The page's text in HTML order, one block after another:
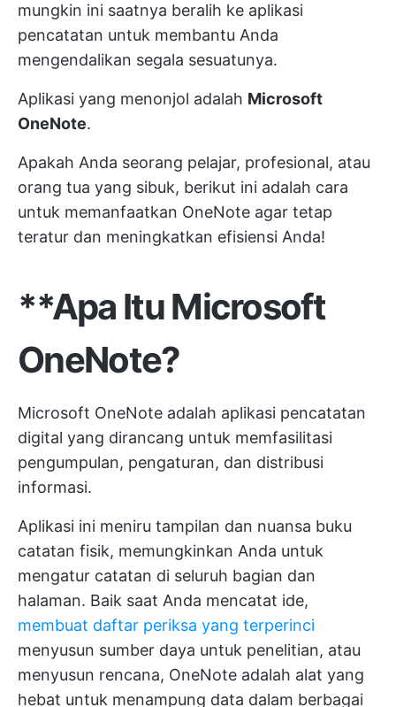
mungkin ini saatnya beralih ke aplikasi
pencatatan untuk membantu Anda
mengendalikan segala sesuatunya.
Aplikasi yang menonjol adalah Microsoft
OneNote.
Apakah Anda seorang pelajar, profesional, atau
orang tua yang sibuk, berikut ini adalah cara
untuk memanfaatkan OneNote agar tetap
teratur dan meningkatkan efisiensi Anda!
**Apa Itu Microsoft
OneNote?
Microsoft OneNote adalah aplikasi pencatatan
digital yang dirancang untuk memfasilitasi
pengumpulan, pengaturan, dan distribusi
informasi.
Aplikasi ini meniru tampilan dan nuansa buku
catatan fisik, memungkinkan Anda untuk
mengatur catatan di seluruh bagian dan
halaman. Baik saat Anda mencatat ide,
membuat daftar periksa yang terperinci
menyusun sumber daya untuk penelitian, atau
menyusun rencana, OneNote adalah alat yang
hebat untuk menampung data dalam berbagai